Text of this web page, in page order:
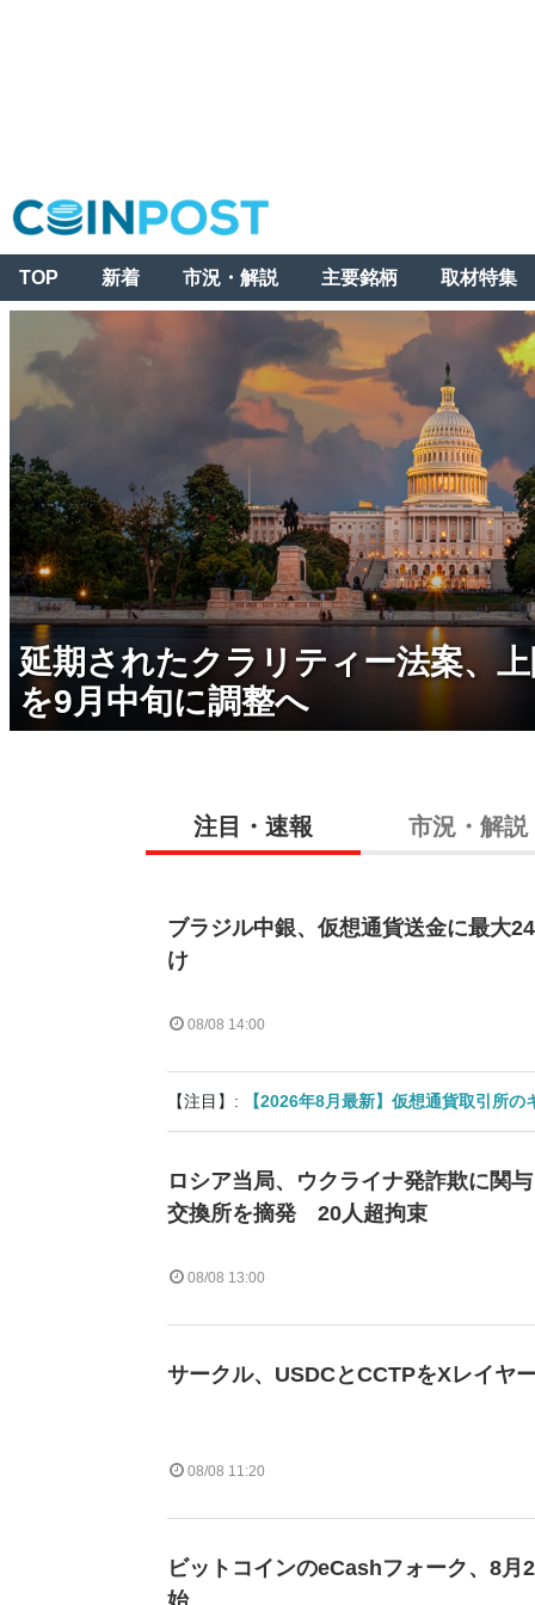
TOP 新着 市況・解説 主要銘柄 取材特集
延期されたクラリティー法案、
を9月中旬に調整へ
注目・速報 市況・解説
ブラジル中銀、仮想通貨送金に最大
け
08/08 14:00
【注目】: 【2026年8月最新】仮想通貨取引所
ロシア当局、ウクライナ発詐欺に関
交換所を摘発 20人超拘束
08/08 13:00
サークル、USDCとCCTPをXレイヤ
08/08 11:20
ビットコインのeCashフォーク、8月